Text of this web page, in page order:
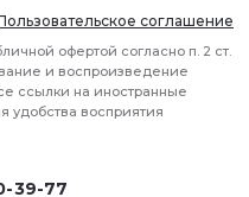
39-77
соглашение
офертой согласно п. 2 ст.
и воспроизведение
ссылки на иностранные
удобства восприятия